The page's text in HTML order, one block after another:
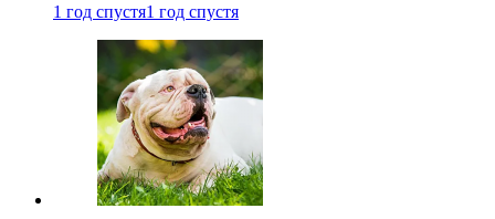
1 год спустя1 год спустя